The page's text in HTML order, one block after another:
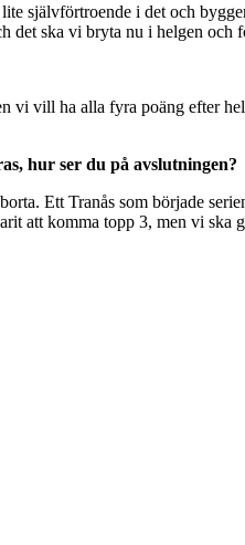
självförtroende i det och
det ska vi bryta nu i helgen och
vi vill ha alla fyra poäng efter
hur ser du på avslutningen?
Ett Tranås som började
att komma topp 3, men vi